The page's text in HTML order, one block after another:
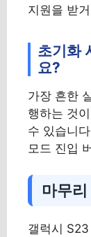
지원을 받
초기화
요?
가장 흔한
행하는 것
수 있습니
모드 진입
마무
갤럭시